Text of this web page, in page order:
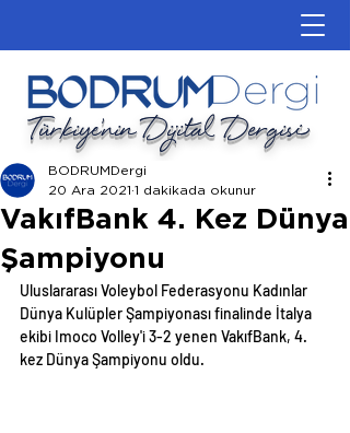
Türkiye'nin Dijital Dergisi
VakıfBank 4. Kez Dünya
Şampiyonu
BODRUMDergi
20 Ara 2021 1 dakikada okunur
Uluslararası Voleybol Federasyonu Kadınlar
Dünya Kulüpler Şampiyonası finalinde İtalya
ekibi Imoco Volley'i 3-2 yenen VakıfBank, 4.
kez Dünya Şampiyonu oldu.